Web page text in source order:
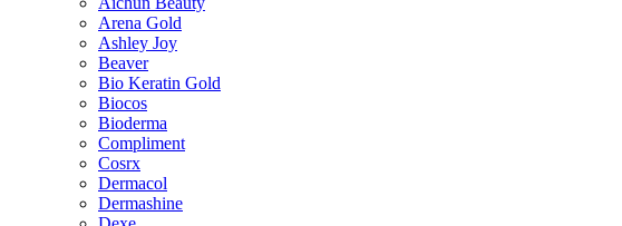
Arena Gold
Ashley Joy
Beaver
Bio Keratin Gold
Biocos
Bioderma
Compliment
Cosrx
Dermacol
Dermashine